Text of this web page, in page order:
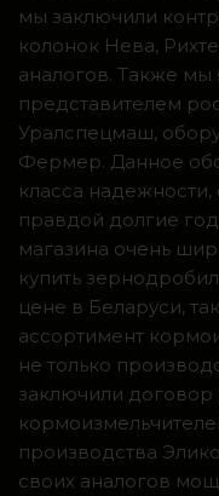
мы заключили
колонок Нева,
аналогов. Также
представителем
Уралспецмаш,
Фермер. Данное
класса
правдой долгие
магазина очень
купить
цене в Беларуси,
ассортимент
не только
заключили договор
производства
своих аналогов